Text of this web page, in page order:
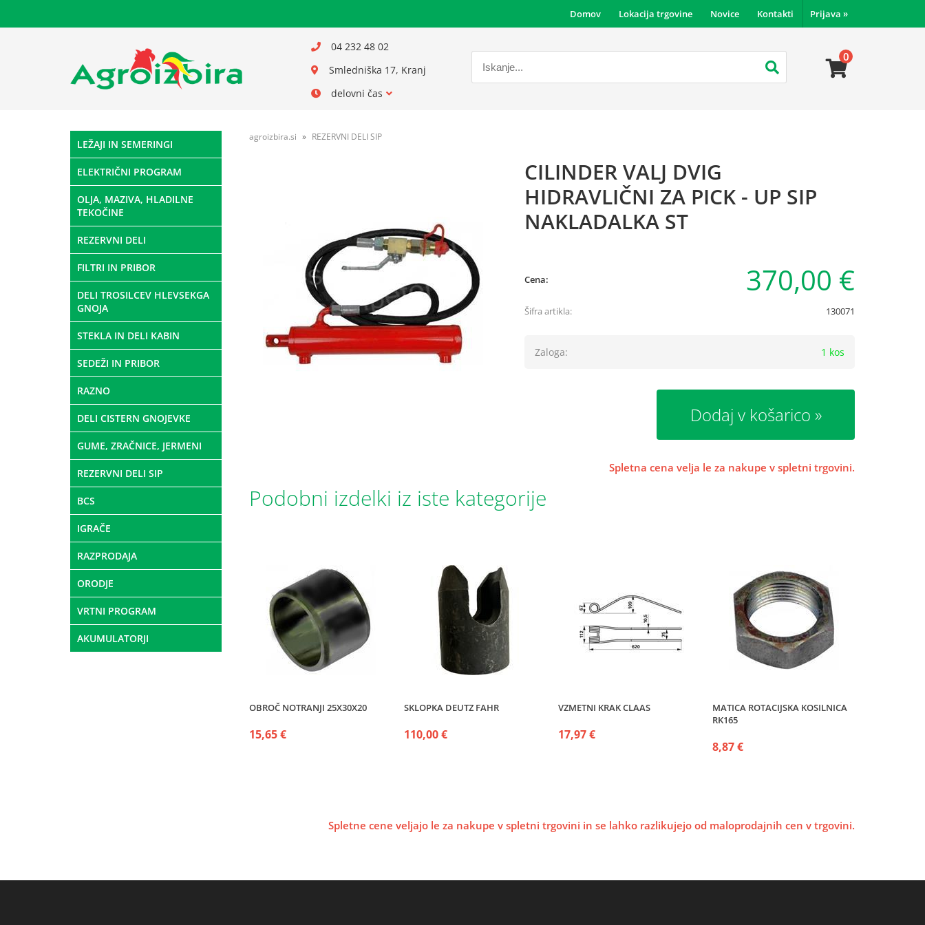
Prijava »
Domov Lokacija trgovine Novice Kontakti
04 232 48 02
Smledniška 17, Kranj
delovni čas
0
LEŽAJI IN SEMERINGI
ELEKTRIČNI PROGRAM
OLJA, MAZIVA, HLADILNE
TEKOČINE
REZERVNI DELI
FILTRI IN PRIBOR
DELI TROSILCEV HLEVSEKGA
GNOJA
STEKLA IN DELI KABIN
SEDEŽI IN PRIBOR
RAZNO
DELI CISTERN GNOJEVKE
GUME, ZRAČNICE, JERMENI
REZERVNI DELI SIP
BCS
IGRAČE
RAZPRODAJA
ORODJE
VRTNI PROGRAM
AKUMULATORJI
agroizbira.si REZERVNI DELI SIP
CILINDER VALJ DVIG
HIDRAVLIČNI ZA PICK - UP SIP
NAKLADALKA ST
Cena: 370,00 €
Šifra artikla: 130071
Zaloga: 1 kos
Dodaj v košarico
Spletna cena velja le za nakupe v spletni trgovini.
Podobni izdelki iz iste kategorije
OBROČ NOTRANJI 25X30X20
15,65 €
SKLOPKA DEUTZ FAHR
110,00 €
VZMETNI KRAK CLAAS
17,97 €
MATICA ROTACIJSKA KOSILNICA
RK165
8,87 €
Spletne cene veljajo le za nakupe v spletni trgovini in se lahko razlikujejo od maloprodajnih cen v trgovini.